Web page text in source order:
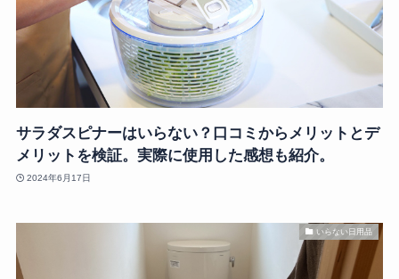
サラダスピナーはいらない？口コミからメリットとデ
メリットを検証。実際に使用した感想も紹介。
2024年6月17日
いらない日用品